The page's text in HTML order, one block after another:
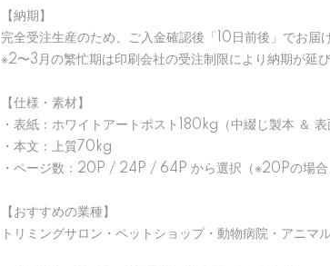
【納期】
完全受注生産のため、ご入金確認後「10日前後」でお届
※2〜3月の繁忙期は印刷会社の受注制限により納期が延
【仕様・素材】
・表紙：ホワイトアートポスト180kg（中綴じ製本 ＆ 表
・本文：上質70kg
・ページ数：20P / 24P / 64P から選択（※20Pの場合
【おすすめの業種】
トリミングサロン・ペットショップ・動物病院・アニ